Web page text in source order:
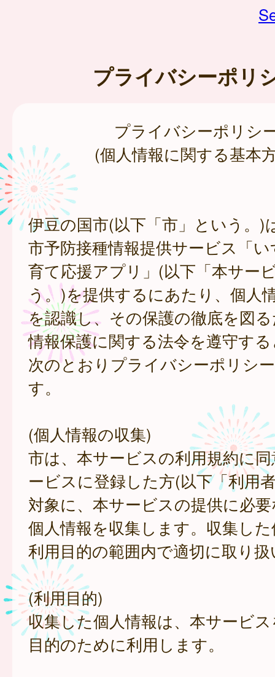
プライバシーポリ
プライバシーポリシ
(個人情報に関する基本
伊豆の国市(以下「市」という。)
市予防接種情報提供サービス「
育て応援アプリ」(以下「本サー
う。)を提供するにあたり、個人
を認識し、その保護の徹底を図
情報保護に関する法令を遵守す
次のとおりプライバシーポリシ
す。
(個人情報の収集)
市は、本サービスの利用規約に
ービスに登録した方(以下「利用
対象に、本サービスの提供に必
個人情報を収集します。収集し
利用目的の範囲内で適切に取り
(利用目的)
収集した個人情報は、本サービ
目的のために利用します。